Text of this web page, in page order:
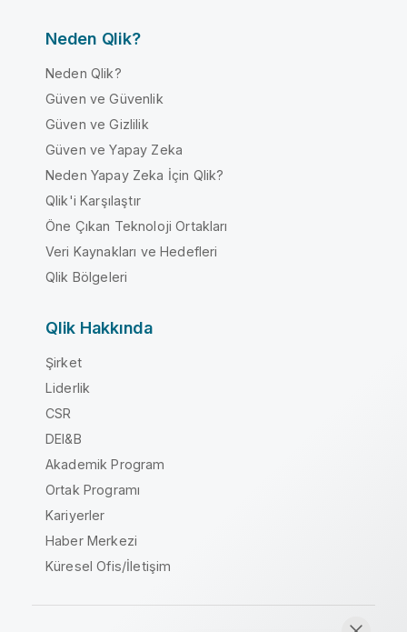
Neden Qlik?
Neden Qlik?
Güven ve Güvenlik
Güven ve Gizlilik
Güven ve Yapay Zeka
Neden Yapay Zeka İçin Qlik?
Qlik'i Karşılaştır
Öne Çıkan Teknoloji Ortakları
Veri Kaynakları ve Hedefleri
Qlik Bölgeleri
Qlik Hakkında
Şirket
Liderlik
CSR
DEI&B
Akademik Program
Ortak Programı
Kariyerler
Haber Merkezi
Küresel Ofis/İletişim